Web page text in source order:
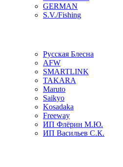
GERMAN
S.V./Fishing
Русская Блесна
AFW
SMARTLINK
TAKARA
Maruto
Saikyo
Kosadaka
Freeway
ИП Флёрин М.Ю.
ИП Васильев С.К.